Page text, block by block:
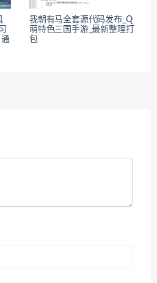
我朝有马全套源代码发布_Q
萌特色三国手游_最新整理打
包